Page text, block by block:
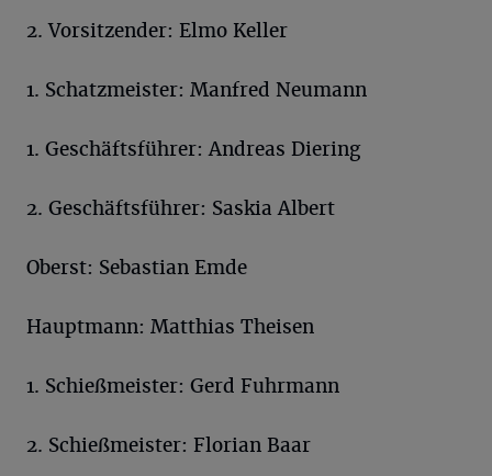
2. Vorsitzender: Elmo Keller
1. Schatzmeister: Manfred Neumann
1. Geschäftsführer: Andreas Diering
2. Geschäftsführer: Saskia Albert
Oberst: Sebastian Emde
Hauptmann: Matthias Theisen
1. Schießmeister: Gerd Fuhrmann
2. Schießmeister: Florian Baar